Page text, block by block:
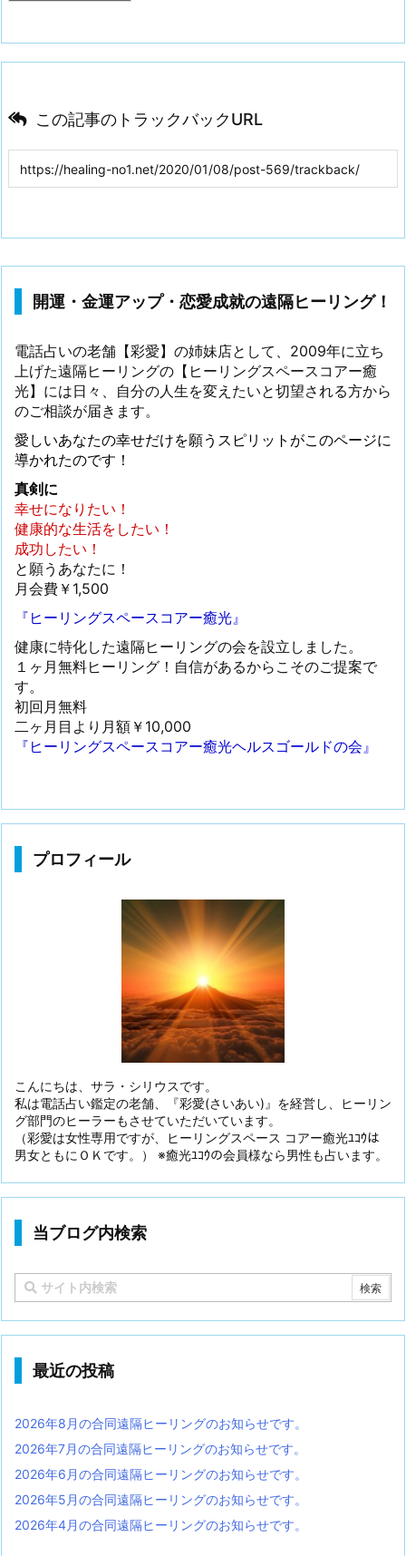
この記事のトラックバックURL
開運・金運アップ・恋愛成就の遠隔ヒーリング！
電話占いの老舗【彩愛】の姉妹店として、2009年に立ち
上げた遠隔ヒーリングの【ヒーリングスペースコアー癒
光】には日々、自分の人生を変えたいと切望される方から
のご相談が届きます。
愛しいあなたの幸せだけを願うスピリットがこのページに
導かれたのです！
真剣に
幸せになりたい！
健康的な生活をしたい！
成功したい！
と願うあなたに！
月会費￥1,500
『ヒーリングスペースコアー癒光』
健康に特化した遠隔ヒーリングの会を設立しました。
１ヶ月無料ヒーリング！自信があるからこそのご提案で
す。
初回月無料
二ヶ月目より月額￥10,000
『ヒーリングスペースコアー癒光ヘルスゴールドの会』
プロフィール
こんにちは、サラ・シリウスです。
私は電話占い鑑定の老舗、『彩愛(さいあい)』を経営し、ヒーリン
グ部門のヒーラーもさせていただいています。
（彩愛は女性専用ですが、ヒーリングスペース コアー癒光ﾕｺｳは
男女ともにＯＫです。） ※癒光ﾕｺｳの会員様なら男性も占います。
当ブログ内検索
最近の投稿
2026年8月の合同遠隔ヒーリングのお知らせです。
2026年7月の合同遠隔ヒーリングのお知らせです。
2026年6月の合同遠隔ヒーリングのお知らせです。
2026年5月の合同遠隔ヒーリングのお知らせです。
2026年4月の合同遠隔ヒーリングのお知らせです。